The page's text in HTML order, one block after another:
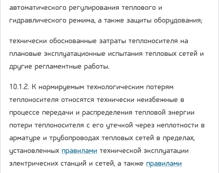
автоматического регулирования теплового и
гидравлического режима, а также защиты оборудования;
технически обоснованные затраты теплоносителя на
плановые эксплуатационные испытания тепловых сетей и
другие регламентные работы.
10.1.2. К нормируемым технологическим потерям
теплоносителя относятся технически неизбежные в
процессе передачи и распределения тепловой энергии
потери теплоносителя с его утечкой через неплотности в
арматуре и трубопроводах тепловых сетей в пределах,
установленных правилами технической эксплуатации
электрических станций и сетей, а также правилами